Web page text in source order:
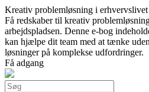
Kreativ problemløsning i erhvervslivet
Få redskaber til kreativ
arbejdspladsen. Denne e-bog
kan hjælpe dit team med at tænke
løsninger på komplekse udfordringer.
Få adgang